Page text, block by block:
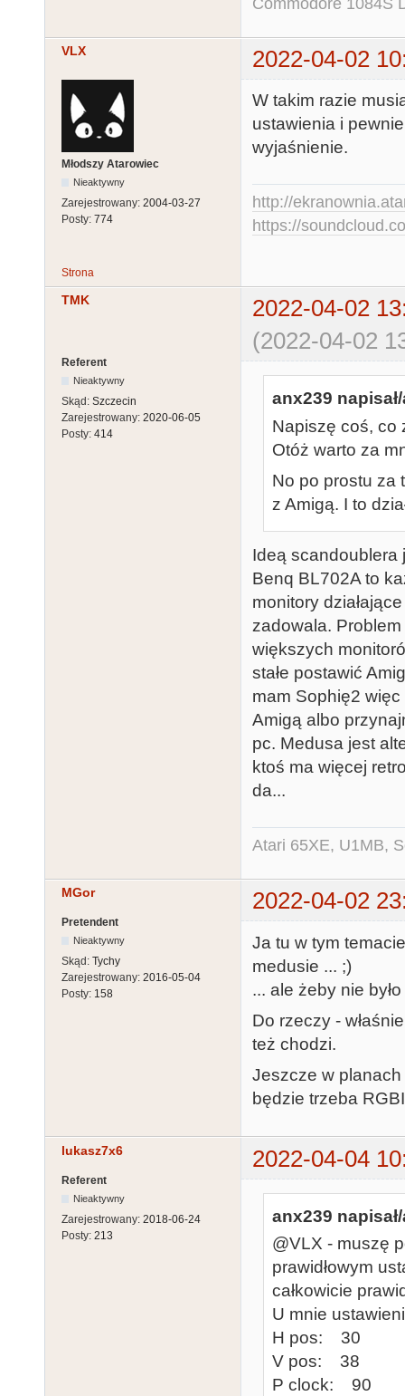
VLX 2022-04-02
Młodszy Atarowiec
Nieaktywny
Zarejestrowany: 2004-03-27
Posty: 774
W takim razie
ustawienia i
wyjaśnienie.
http://
https://
Strona
TMK
2022-04-02
(2022-04-02
Referent
Nieaktywny
Skąd: Szczecin
Zarejestrowany: 2020-06-05
Posty: 414
anx239
Napiszę coś, co
Otóż warto za
No po prostu za
z Amigą. I to
Ideą scandoublera
Benq BL702A to
monitory
zadowala.
większych
stałe postawić
mam Sophię2
Amigą albo
pc. Medusa jest
ktoś ma więcej
da...
Atari 65XE, U1MB,
MGor 2022-04-02
Pretendent
Nieaktywny
Skąd: Tychy
Zarejestrowany: 2016-05-04
Posty: 158
Ja tu w tym
medusie ... ;)
... ale żeby nie
Do rzeczy -
też chodzi.
Jeszcze w
będzie trzeba
lukasz7x6 2022-04-04
Referent
Nieaktywny
Zarejestrowany: 2018-06-24
Posty: 213
anx239
@VLX - muszę
prawidłowym
całkowicie
U mnie
H pos: 30
V pos: 38
P clock: 90